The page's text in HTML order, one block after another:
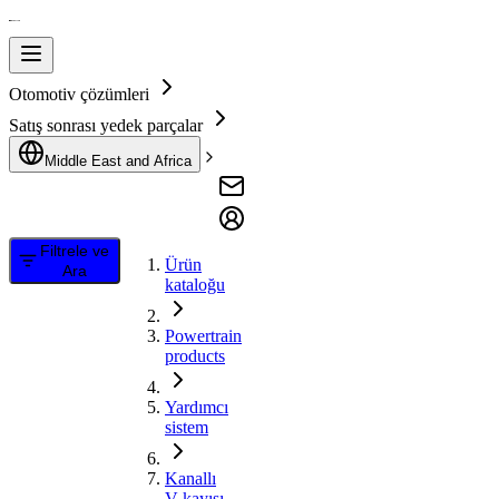
Otomotiv çözümleri
Satış sonrası yedek parçalar
Middle East and Africa
Filtrele ve
Ara
Ürün
kataloğu
Powertrain
products
Yardımcı
sistem
Kanallı